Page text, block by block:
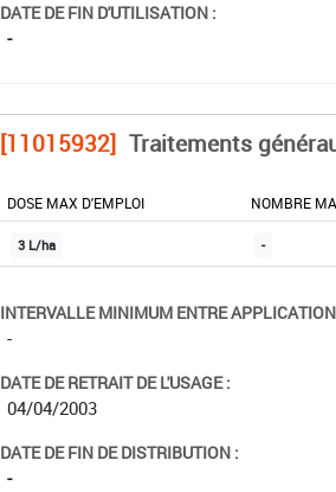
DATE DE FIN D'UTILISATION :
-
[11015932] Traitements
DOSE MAX D'EMPLOI NOMBRE
3 L/ha -
INTERVALLE MINIMUM ENTRE
-
DATE DE RETRAIT DE L'USAGE :
04/04/2003
DATE DE FIN DE DISTRIBUTION :
-